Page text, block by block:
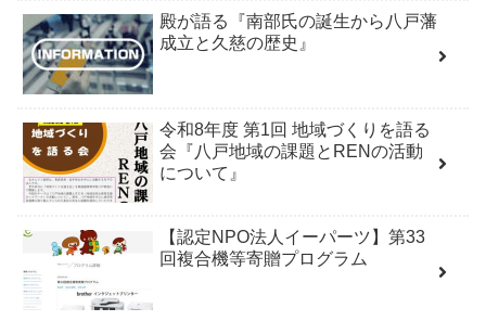
殿が語る『南部氏の誕生から八戸藩
成立と久慈の歴史』
令和8年度 第1回 地域づくりを語る
会『八戸地域の課題とRENの活動
について』
【認定NPO法人イーパーツ】第33
回複合機等寄贈プログラム